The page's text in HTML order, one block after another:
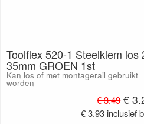
Toolflex 520-1 Steelklem los
35mm GROEN 1st
Kan los of met montagerail gebruikt
worden
€ 3.49€
€ 3.93 inclusief